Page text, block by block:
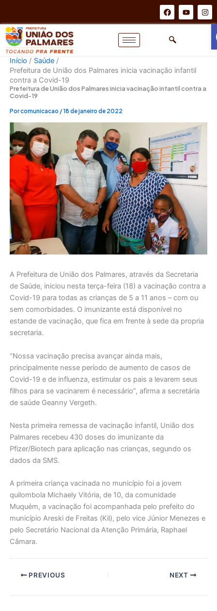
conteúdo
F
a
c
b
o
Y
o
u
I
n
s
Início
Saúde
Prefeitura de União dos Palmares inicia vacinação infantil
contra a Covid-19
Prefeitura de União dos Palmares inicia vacinação infantil contra a
Covid-19
Porcomunicacao /18 de janeiro de 2022
A Prefeitura de União dos Palmares, através da Secretaria
de Saúde, iniciou nesta terça-feira (18) a vacinação contra a
Covid-19 para todas as crianças de 5 a 11 anos – com ou
sem comorbidades. O imunizante está disponível no
estande de vacinação, que fica em frente à sede da propria
secretaria.
“Nossa vacinação precisa avançar ainda mais,
principalmente nesse período de aumento de casos de
Covid-19 e de influenza, estimular os pais a levarem seus
filhos para se vacinarem é necessário”, afirma a secretária
de saúde Geanny Vergeth.
Nesta primeira remessa de vacinação infantil, União dos
Palmares recebeu 430 doses do imunizante da
Pfizer/Biotech para aplicação nas crianças, segundo os
dados da SMS.
A primeira criança vacinada no município foi a jovem
quilombola Michaely Vitória, de 10, da comunidade
Muquém, a vacinação foi acompanhada pelo prefeito do
município Areski de Freitas (Kil), pelo vice Júnior Menezes e
pelo Secretário Nacional da Atenção Primária, Raphael
Câmara.
PREVIOUS NEXT